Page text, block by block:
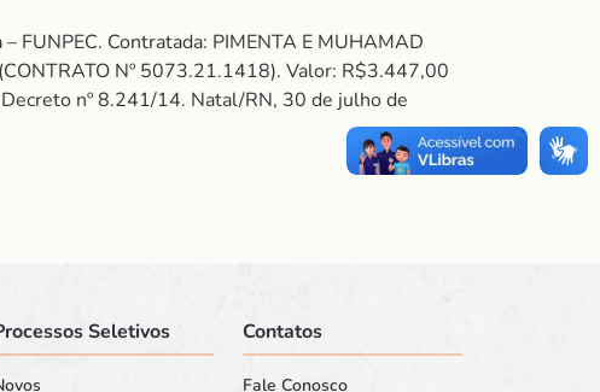
FUNPEC. Contratada: PIMENTA E MUHAMAD
Nº 5073.21.1418). Valor: R$3.447,00
Decreto nº 8.241/14. Natal/RN, 30 de julho de
Seletivos Contatos
Fale Conosco